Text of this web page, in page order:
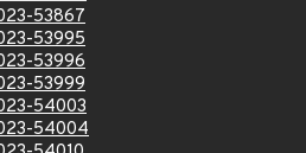
53867
53995
53996
53999
54003
54004